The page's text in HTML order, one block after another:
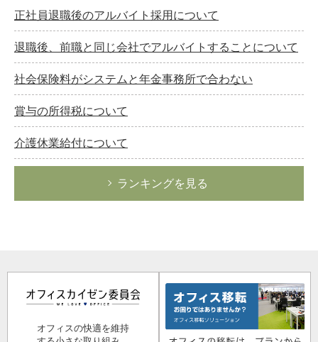
正社員退職後のアルバイト採用について
退職後、前職と同じ会社でアルバイトすることについて
社会保険料がシステムと年金事務所で合わない
賞与の所得税について
介護休業給付について
ランキングを見る
オフィスの快適を維持